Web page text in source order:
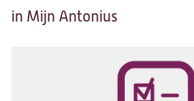
in Mijn Antonius